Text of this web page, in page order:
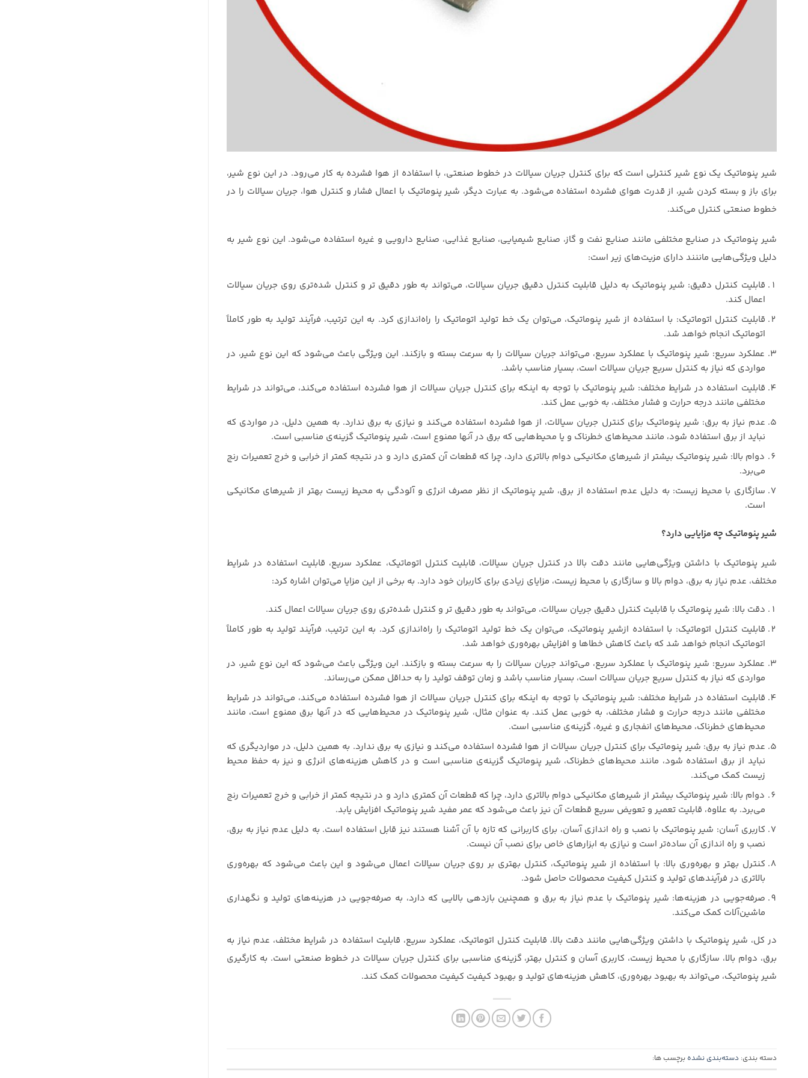
شیر پنوماتیک یک نوع شیر کنترلی است که برای کنترل جریان سیالات در خطوط صنعتی، با استفاده از هوا فشرده به کار می‌رود. در این نوع شیر،
برای باز و بسته کردن شیر، از قدرت هوای فشرده استفاده می‌شود. به عبارت دیگر، شیر پنوماتیک با اعمال فشار و کنترل هوا، جریان سیالات را در
خطوط صنعتی کنترل می‌کند.
شیر پنوماتیک در صنایع مختلفی مانند صنایع نفت و گاز، صنایع شیمیایی، صنایع غذایی، صنایع دارویی و غیره استفاده می‌شود. این نوع شیر به
دلیل ویژگی‌هایی ماننند دارای مزیت‌های زیر است:
قابلیت کنترل دقیق: شیر پنوماتیک به دلیل قابلیت کنترل دقیق جریان سیالات، می‌تواند به طور دقیق تر و کنترل شده‌تری روی جریان سیالات
اعمال کند.
قابلیت کنترل اتوماتیک: با استفاده از شیر پنوماتیک، می‌توان یک خط تولید اتوماتیک را راه‌اندازی کرد. به این ترتیب، فرآیند تولید به طور کاملاً
اتوماتیک انجام خواهد شد.
عملکرد سریع: شیر پنوماتیک با عملکرد سریع، می‌تواند جریان سیالات را به سرعت بسته و بازکند. این ویژگی باعث می‌شود که این نوع شیر، در
مواردی که نیاز به کنترل سریع جریان سیالات است، بسیار مناسب باشد.
قابلیت استفاده در شرایط مختلف: شیر پنوماتیک با توجه به اینکه برای کنترل جریان سیالات از هوا فشرده استفاده می‌کند، می‌تواند در شرایط
مختلفی مانند درجه حرارت و فشار مختلف، به خوبی عمل کند.
عدم نیاز به برق: شیر پنوماتیک برای کنترل جریان سیالات، از هوا فشرده استفاده می‌کند و نیازی به برق ندارد. به همین دلیل، در مواردی که
نباید از برق استفاده شود، مانند محیط‌های خطرناک و یا محیط‌هایی که برق در آنها ممنوع است، شیر پنوماتیک گزینه‌ی مناسبی است.
دوام بالا: شیر پنوماتیک بیشتر از شیرهای مکانیکی دوام بالاتری دارد، چرا که قطعات آن کمتری دارد و در نتیجه کمتر از خرابی و خرج تعمیرات رنج
می‌برد.
سازگاری با محیط زیست: به دلیل عدم استفاده از برق، شیر پنوماتیک از نظر مصرف انرژی و آلودگی به محیط زیست بهتر از شیرهای مکانیکی
است.
شیر پنوماتیک چه مزایایی دارد؟
شیر پنوماتیک با داشتن ویژگی‌هایی مانند دقت بالا در کنترل جریان سیالات، قابلیت کنترل اتوماتیک، عملکرد سریع، قابلیت استفاده در شرایط
مختلف، عدم نیاز به برق، دوام بالا و سازگاری با محیط زیست، مزایای زیادی برای کاربران خود دارد. به برخی از این مزایا می‌توان اشاره کرد:
دقت بالا: شیر پنوماتیک با قابلیت کنترل دقیق جریان سیالات، می‌تواند به طور دقیق تر و کنترل شده‌تری روی جریان سیالات اعمال کند.
قابلیت کنترل اتوماتیک: با استفاده ازشیر پنوماتیک، می‌توان یک خط تولید اتوماتیک را راه‌اندازی کرد. به این ترتیب، فرآیند تولید به طور کاملاً
اتوماتیک انجام خواهد شد که باعث کاهش خطاها و افزایش بهره‌وری خواهد شد.
عملکرد سریع: شیر پنوماتیک با عملکرد سریع، می‌تواند جریان سیالات را به سرعت بسته و بازکند. این ویژگی باعث می‌شود که این نوع شیر، در
مواردی که نیاز به کنترل سریع جریان سیالات است، بسیار مناسب باشد و زمان توقف تولید را به حداقل ممکن می‌رساند.
قابلیت استفاده در شرایط مختلف: شیر پنوماتیک با توجه به اینکه برای کنترل جریان سیالات از هوا فشرده استفاده می‌کند، می‌تواند در شرایط
مختلفی مانند درجه حرارت و فشار مختلف، به خوبی عمل کند. به عنوان مثال، شیر پنوماتیک در محیط‌هایی که در آنها برق ممنوع است، مانند
محیط‌های خطرناک، محیط‌های انفجاری و غیره، گزینه‌ی مناسبی است.
عدم نیاز به برق: شیر پنوماتیک برای کنترل جریان سیالات از هوا فشرده استفاده می‌کند و نیازی به برق ندارد. به همین دلیل، در مواردیگری که
نباید از برق استفاده شود، مانند محیط‌های خطرناک، شیر پنوماتیک گزینه‌ی مناسبی است و در کاهش هزینه‌های انرژی و نیز به حفظ محیط
زیست کمک می‌کند.
دوام بالا: شیر پنوماتیک بیشتر از شیرهای مکانیکی دوام بالاتری دارد، چرا که قطعات آن کمتری دارد و در نتیجه کمتر از خرابی و خرج تعمیرات رنج
می‌برد. به علاوه، قابلیت تعمیر و تعویض سریع قطعات آن نیز باعث می‌شود که عمر مفید شیر پنوماتیک افزایش یابد.
کاربری آسان: شیر پنوماتیک با نصب و راه اندازی آسان، برای کاربرانی که تازه با آن آشنا هستند نیز قابل استفاده است. به دلیل عدم نیاز به برق،
نصب و راه اندازی آن ساده‌تر است و نیازی به ابزارهای خاص برای نصب آن نیست.
کنترل بهتر و بهره‌وری بالا: با استفاده از شیر پنوماتیک، کنترل بهتری بر روی جریان سیالات اعمال می‌شود و این باعث می‌شود که بهره‌وری
بالاتری در فرآیندهای تولید و کنترل کیفیت محصولات حاصل شود.
صرفه‌جویی در هزینه‌ها: شیر پنوماتیک با عدم نیاز به برق و همچنین بازدهی بالایی که دارد، به صرفه‌جویی در هزینه‌های تولید و نگهداری
ماشین‌آلات کمک می‌کند.
در کل، شیر پنوماتیک با داشتن ویژگی‌هایی مانند دقت بالا، قابلیت کنترل اتوماتیک، عملکرد سریع، قابلیت استفاده در شرایط مختلف، عدم نیاز به
برق، دوام بالا، سازگاری با محیط زیست، کاربری آسان و کنترل بهتر، گزینه‌ی مناسبی برای کنترل جریان سیالات در خطوط صنعتی است. به کارگیری
شیر پنوماتیک، می‌تواند به بهبود بهره‌وری، کاهش هزینه‌های تولید و بهبود کیفیت کیفیت محصولات کمک کند.
دسته بندی: دسته‌بندی نشده برچسب ها: